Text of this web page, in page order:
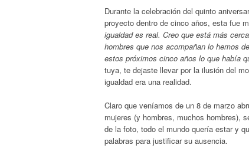
Durante la celebración del quinto
proyecto dentro de cinco años, esta fue
igualdad es real. Creo que está más
hombres que nos acompañan lo hemos
estos próximos cinco años lo que había
tuya, te dejaste llevar por la ilusión del
igualdad era una realidad.
Claro que veníamos de un 8 de marzo
mujeres (y hombres, muchos hombres),
de la foto, todo el mundo quería estar y
palabras para justificar su ausencia.